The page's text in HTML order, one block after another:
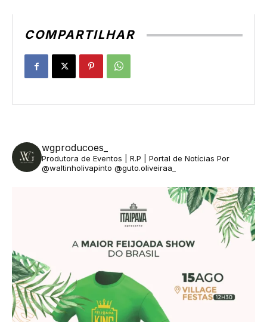
COMPARTILHAR
wgproducoes_
Produtora de Eventos | R.P | Portal de Notícias Por
@waltinholivapinto @guto.oliveiraa_